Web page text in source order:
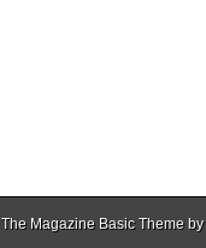
The Magazine Basic Theme by